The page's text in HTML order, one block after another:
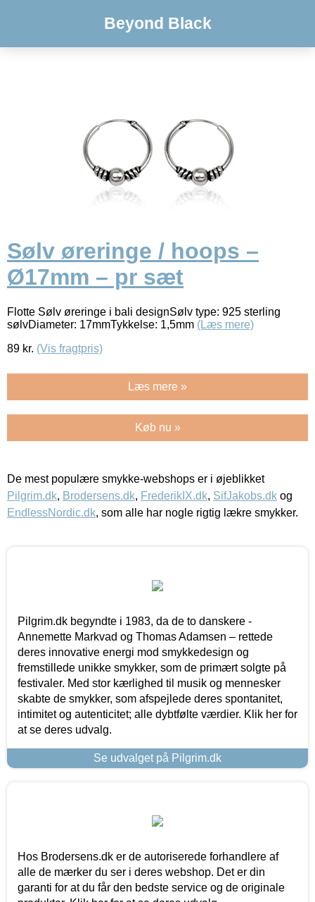
Beyond Black
Sølv øreringe / hoops –
Ø17mm – pr sæt
Flotte Sølv øreringe i bali designSølv type: 925 sterling
sølvDiameter: 17mmTykkelse: 1,5mm (Læs mere)
89 kr. (Vis fragtpris)
Læs mere »
Køb nu »
De mest populære smykke-webshops er i øjeblikket
Pilgrim.dk, Brodersens.dk, FrederikIX.dk, SifJakobs.dk og
EndlessNordic.dk, som alle har nogle rigtig lækre smykker.
Pilgrim.dk begyndte i 1983, da de to danskere -
Annemette Markvad og Thomas Adamsen – rettede
deres innovative energi mod smykkedesign og
fremstillede unikke smykker, som de primært solgte på
festivaler. Med stor kærlighed til musik og mennesker
skabte de smykker, som afspejlede deres spontanitet,
intimitet og autenticitet; alle dybtfølte værdier. Klik her for
at se deres udvalg.
Se udvalget på Pilgrim.dk
Hos Brodersens.dk er de autoriserede forhandlere af
alle de mærker du ser i deres webshop. Det er din
garanti for at du får den bedste service og de originale